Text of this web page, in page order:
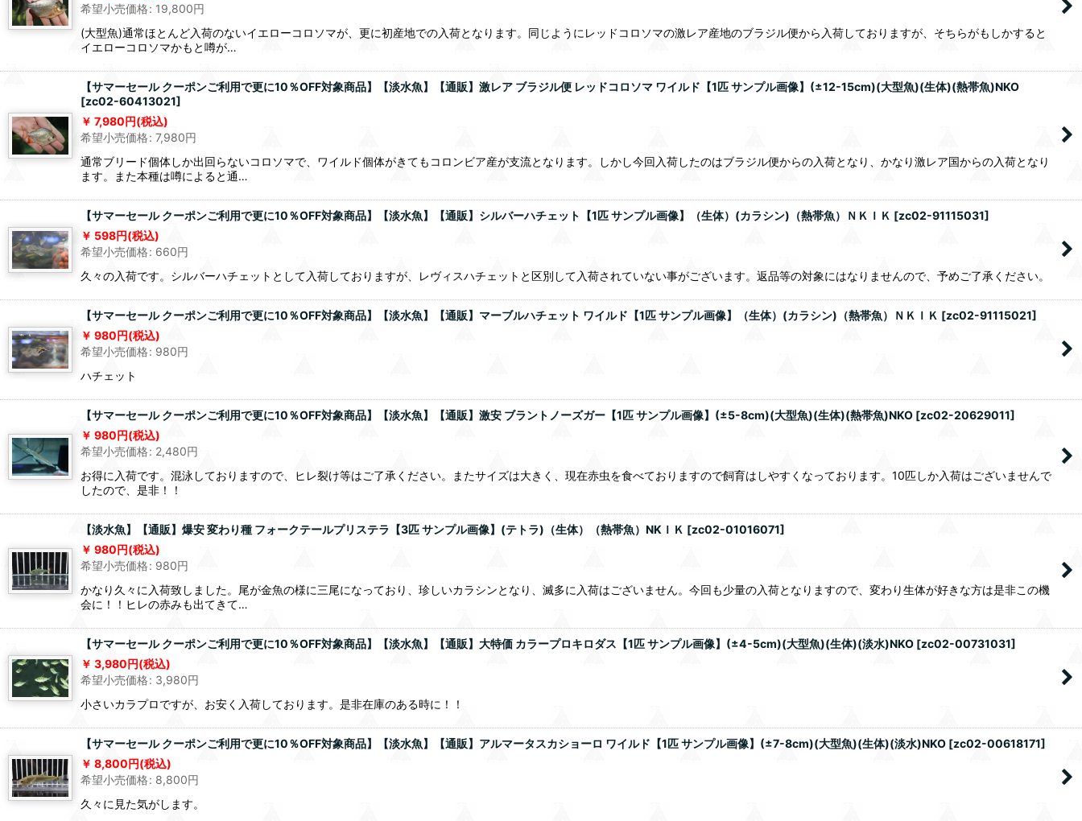
希望小売価格: 19,800円
(大型魚)通常ほとんど入荷のないイエローコロソマが、更に初産地での入荷となります。同じようにレッドコロソマの激レア産地のブラジル便から入荷しておりますが、そちらがもしかすると
イエローコロソマかもと噂が…
【サマーセール クーポンご利用で更に10％OFF対象商品】【淡水魚】【通販】激レア ブラジル便 レッドコロソマ ワイルド【1匹 サンプル画像】(±12-15cm)(大型魚)(生体)(熱帯魚)NKO
[zc02-60413021]
7,980円(税込)
希望小売価格: 7,980円
通常ブリード個体しか出回らないコロソマで、ワイルド個体がきてもコロンビア産が支流となります。しかし今回入荷したのはブラジル便からの入荷となり、かなり激レア国からの入荷となり
ます。また本種は噂によると通…
【サマーセール クーポンご利用で更に10％OFF対象商品】【淡水魚】【通販】シルバーハチェット【1匹 サンプル画像】（生体）(カラシン)（熱帯魚）ＮＫＩＫ [zc02-91115031]
598円(税込)
希望小売価格: 660円
久々の入荷です。シルバーハチェットとして入荷しておりますが、レヴィスハチェットと区別して入荷されていない事がございます。返品等の対象にはなりませんので、予めご了承ください。
【サマーセール クーポンご利用で更に10％OFF対象商品】【淡水魚】【通販】マーブルハチェット ワイルド【1匹 サンプル画像】（生体）(カラシン)（熱帯魚）ＮＫＩＫ [zc02-91115021]
980円(税込)
希望小売価格: 980円
ハチェット
【サマーセール クーポンご利用で更に10％OFF対象商品】【淡水魚】【通販】激安 ブラントノーズガー【1匹 サンプル画像】(±5-8cm)(大型魚)(生体)(熱帯魚)NKO [zc02-20629011]
980円(税込)
希望小売価格: 2,480円
お得に入荷です。混泳しておりますので、ヒレ裂け等はご了承ください。またサイズは大きく、現在赤虫を食べておりますので飼育はしやすくなっております。10匹しか入荷はございませんで
したので、是非！！
【淡水魚】【通販】爆安 変わり種 フォークテールプリステラ【3匹 サンプル画像】(テトラ)（生体）（熱帯魚）NKＩＫ [zc02-01016071]
980円(税込)
希望小売価格: 980円
かなり久々に入荷致しました。尾が金魚の様に三尾になっており、珍しいカラシンとなり、滅多に入荷はございません。今回も少量の入荷となりますので、変わり生体が好きな方は是非この機
会に！！ヒレの赤みも出てきて…
【サマーセール クーポンご利用で更に10％OFF対象商品】【淡水魚】【通販】大特価 カラープロキロダス【1匹 サンプル画像】(±4-5cm)(大型魚)(生体)(淡水)NKO [zc02-00731031]
3,980円(税込)
希望小売価格: 3,980円
小さいカラプロですが、お安く入荷しております。是非在庫のある時に！！
【サマーセール クーポンご利用で更に10％OFF対象商品】【淡水魚】【通販】アルマータスカショーロ ワイルド【1匹 サンプル画像】(±7-8cm)(大型魚)(生体)(淡水)NKO [zc02-00618171]
8,800円(税込)
希望小売価格: 8,800円
久々に見た気がします。